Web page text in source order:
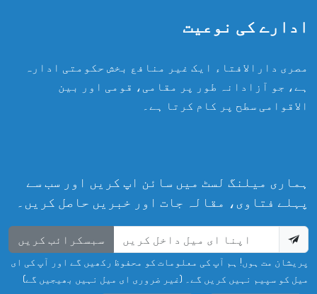
ادارے کی نوعیت
مصری دارالافتاء ایک غیر منافع بخش حکومتی ادارہ
ہے، جو آزادانہ طور پر مقامی، قومی اور بین
الاقوامی سطح پر کام کرتا ہے۔
ہماری میلنگ لسٹ میں سائن اپ کریں اور سب سے
پہلے فتاوی، مقالہ جات اور خبریں حاصل کریں۔
سبسکرائب کریں
پریشان مت ہوں! ہم آپ کی معلومات کو محفوظ رکھیں گے اور آپ کی ای
میل کو سپیم نہیں کریں گے۔ (غیر ضروری ای میل نہیں بھیجیں گے)